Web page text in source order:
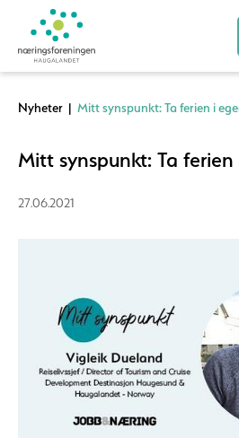
Nyheter | Mitt synspunkt: Ta ferien i
Mitt synspunkt: Ta
27.06.2021